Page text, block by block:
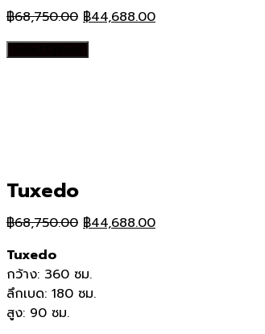
฿68,750.00 Original
was:
฿44,688.00Current
Tuxedo
฿68,750.00 Original
฿68,750.00.
฿44,688.00Current
Tuxedo
กว้าง: 360 ซม.
ลึกเบด: 180 ซม.
สูง: 90 ซม.